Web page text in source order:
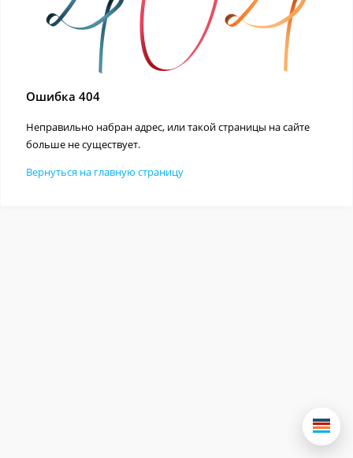
Ошибка 404
Неправильно набран адрес, или такой страницы на сайте
больше не существует.
Вернуться на главную страницу